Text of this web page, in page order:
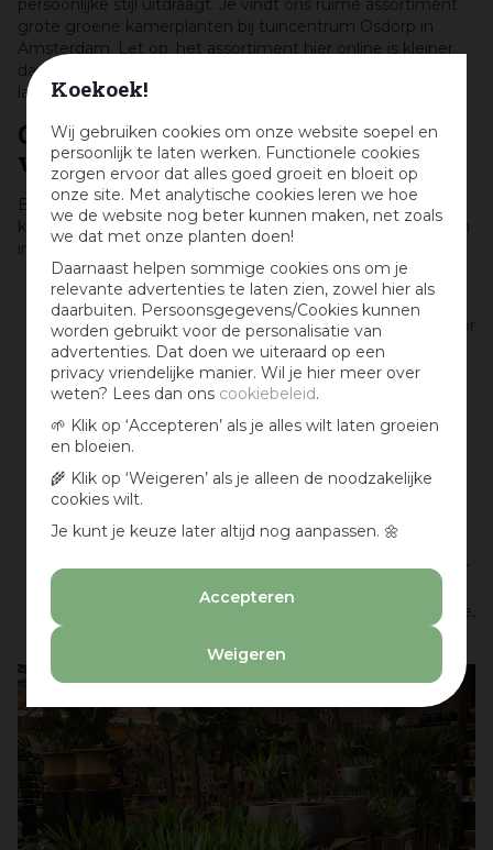
Koekoek!
Wij gebruiken cookies om onze website soepel en
persoonlijk te laten werken. Functionele cookies
zorgen ervoor dat alles goed groeit en bloeit op
onze site. Met analytische cookies leren we hoe
we de website nog beter kunnen maken, net zoals
we dat met onze planten doen!
Daarnaast helpen sommige cookies ons om je
relevante advertenties te laten zien, zowel hier als
daarbuiten. Persoonsgegevens/Cookies kunnen
worden gebruikt voor de personalisatie van
advertenties. Dat doen we uiteraard op een
privacy vriendelijke manier. Wil je hier meer over
weten? Lees dan ons cookiebeleid.
🌱 Klik op ‘Accepteren’ als je alles wilt laten groeien
en bloeien.
🌾 Klik op ‘Weigeren’ als je alleen de noodzakelijke
cookies wilt.
Je kunt je keuze later altijd nog aanpassen. 🌼
Accepteren
Weigeren
persoonlijke stijl uitdraagt. Je vindt ons ruime assortiment
grote groene kamerplanten bij tuincentrum Osdorp in
Amsterdam. Let op: het assortiment hier online is kleiner
dan in het tuincentrum. Dus kom vooral ook eens gezellig
langs!
Grote kamerplanten voor
verschillende interieurstijlen
Er zijn ontzettend veel verschillende grote groene
kamerplanten, waardoor er altijd wel een bij jouw smaak en
interieur past:
Heb je veel ruimte over en wil je een grote groene
kamerplant die er wild uitziet en jouw kamer een
echt natuurgevoel geeft? Kies dan bijvoorbeeld voor
de goudpalm (Dypsis Lutescens). Deze grote
kamerplant met wijd uitlopende bladeren kan van
een strak interieur iets speels maken;
een die de moderne, strakke uitstraling van jouw
kamer verandert? Dan is de Paradijsvogelplant
(Strelitzia) een goede keus voor jou! Deze grote
kamerplant loopt niet wijd uit en is in combinatie
met een stijlvolle plantenpot de ideale decoratie
voor het moderne interieur;
Met de palmlelie (Yucca) ofeen grote cactuscreëer
je juist een rustiek interieur. Combineer deze stoere
plant met een terracotta bloempot voor een warme,